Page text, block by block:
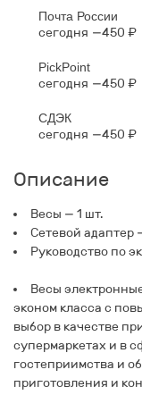
Почта России
сегодня 450 ₽
PickPoint
сегодня 450 ₽
СДЭК
сегодня 450 ₽
Описание
Весы — 1 шт.
Сетевой адаптер
Руководство по
Весы
эконом класса с
выбор в качестве
супермаркетах и в
гостеприимства и
приготовления и